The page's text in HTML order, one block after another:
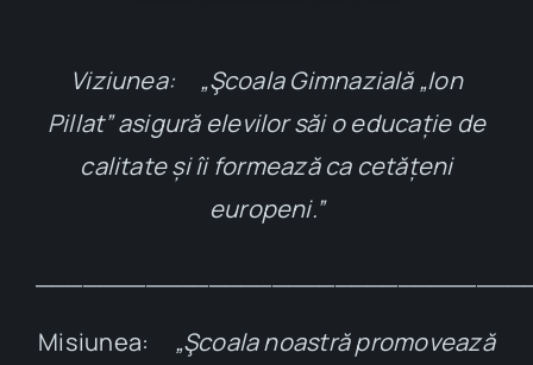
Viziunea: „Şcoala Gimnazială „Ion
Pillat” asigură elevilor săi o educație de
calitate și îi formează ca cetățeni
europeni.”
Misiunea: „Şcoala noastră promovează